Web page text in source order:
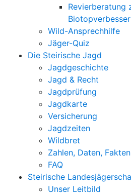
Revierberatung
Wild-Ansprechhilfe
Jäger-Quiz
Die Steirische Jagd
Jagdgeschichte
Jagd & Recht
Jagdprüfung
Jagdkarte
Versicherung
Jagdzeiten
Wildbret
Zahlen, Daten, Fakten
FAQ
Steirische
Unser Leitbild